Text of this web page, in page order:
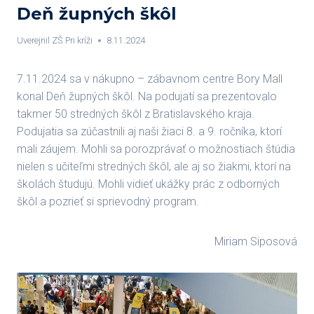
Deň župných škôl
Uverejnil ZŠ Pri kríži 8.11.2024
7.11.2024 sa v nákupno – zábavnom centre Bory Mall
konal Deň župných škôl. Na podujatí sa prezentovalo
takmer 50 stredných škôl z Bratislavského kraja.
Podujatia sa zúčastnili aj naši žiaci 8. a 9. ročníka, ktorí
mali záujem. Mohli sa porozprávať o možnostiach štúdia
nielen s učiteľmi stredných škôl, ale aj so žiakmi, ktorí na
školách študujú. Mohli vidieť ukážky prác z odborných
škôl a pozrieť si sprievodný program.
Miriam Siposová